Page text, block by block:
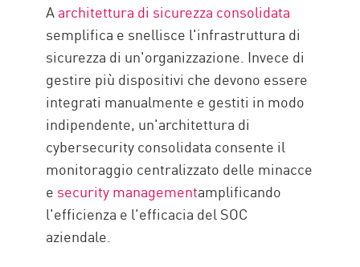
Aarchitettura di sicurezza consolidata
semplifica e snellisce l'infrastruttura di
sicurezza di un'organizzazione. Invece di
gestire più dispositivi che devono essere
integrati manualmente e gestiti in modo
indipendente, un'architettura di
cybersecurity consolidata consente il
monitoraggio centralizzato delle minacce
e security managementamplificando
l'efficienza e l'efficacia del SOC
aziendale.